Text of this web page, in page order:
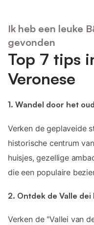
Ik heb een leuke
gevonden
Top 7 tips
Veronese
1. Wandel door het
Verken de geplaveide
historische centrum
huisjes, gezellige
die een populaire
2. Ontdek de Valle dei
Verken de "Vallei van